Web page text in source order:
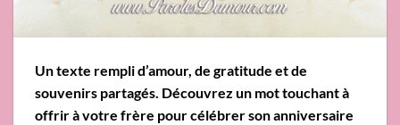
Un texte rempli d’amour, de gratitude et de
souvenirs partagés. Découvrez un mot touchant à
offrir à votre frère pour célébrer son anniversaire